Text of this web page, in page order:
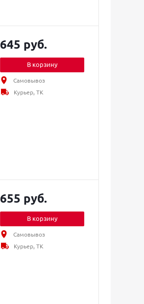
645 руб.
В корзину
Самовывоз
Курьер, ТК
655 руб.
В корзину
Самовывоз
Курьер, ТК